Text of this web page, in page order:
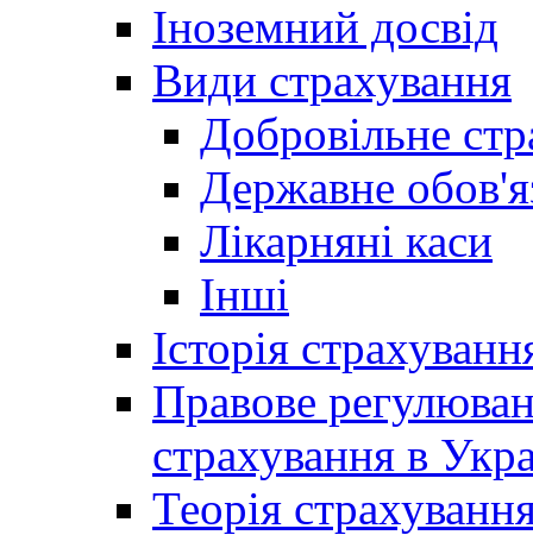
Іноземний досвід
Види страхування
Добровільне
Державне
Лікарняні каси
Інші
Історія
Правове
страхування в
Теорія